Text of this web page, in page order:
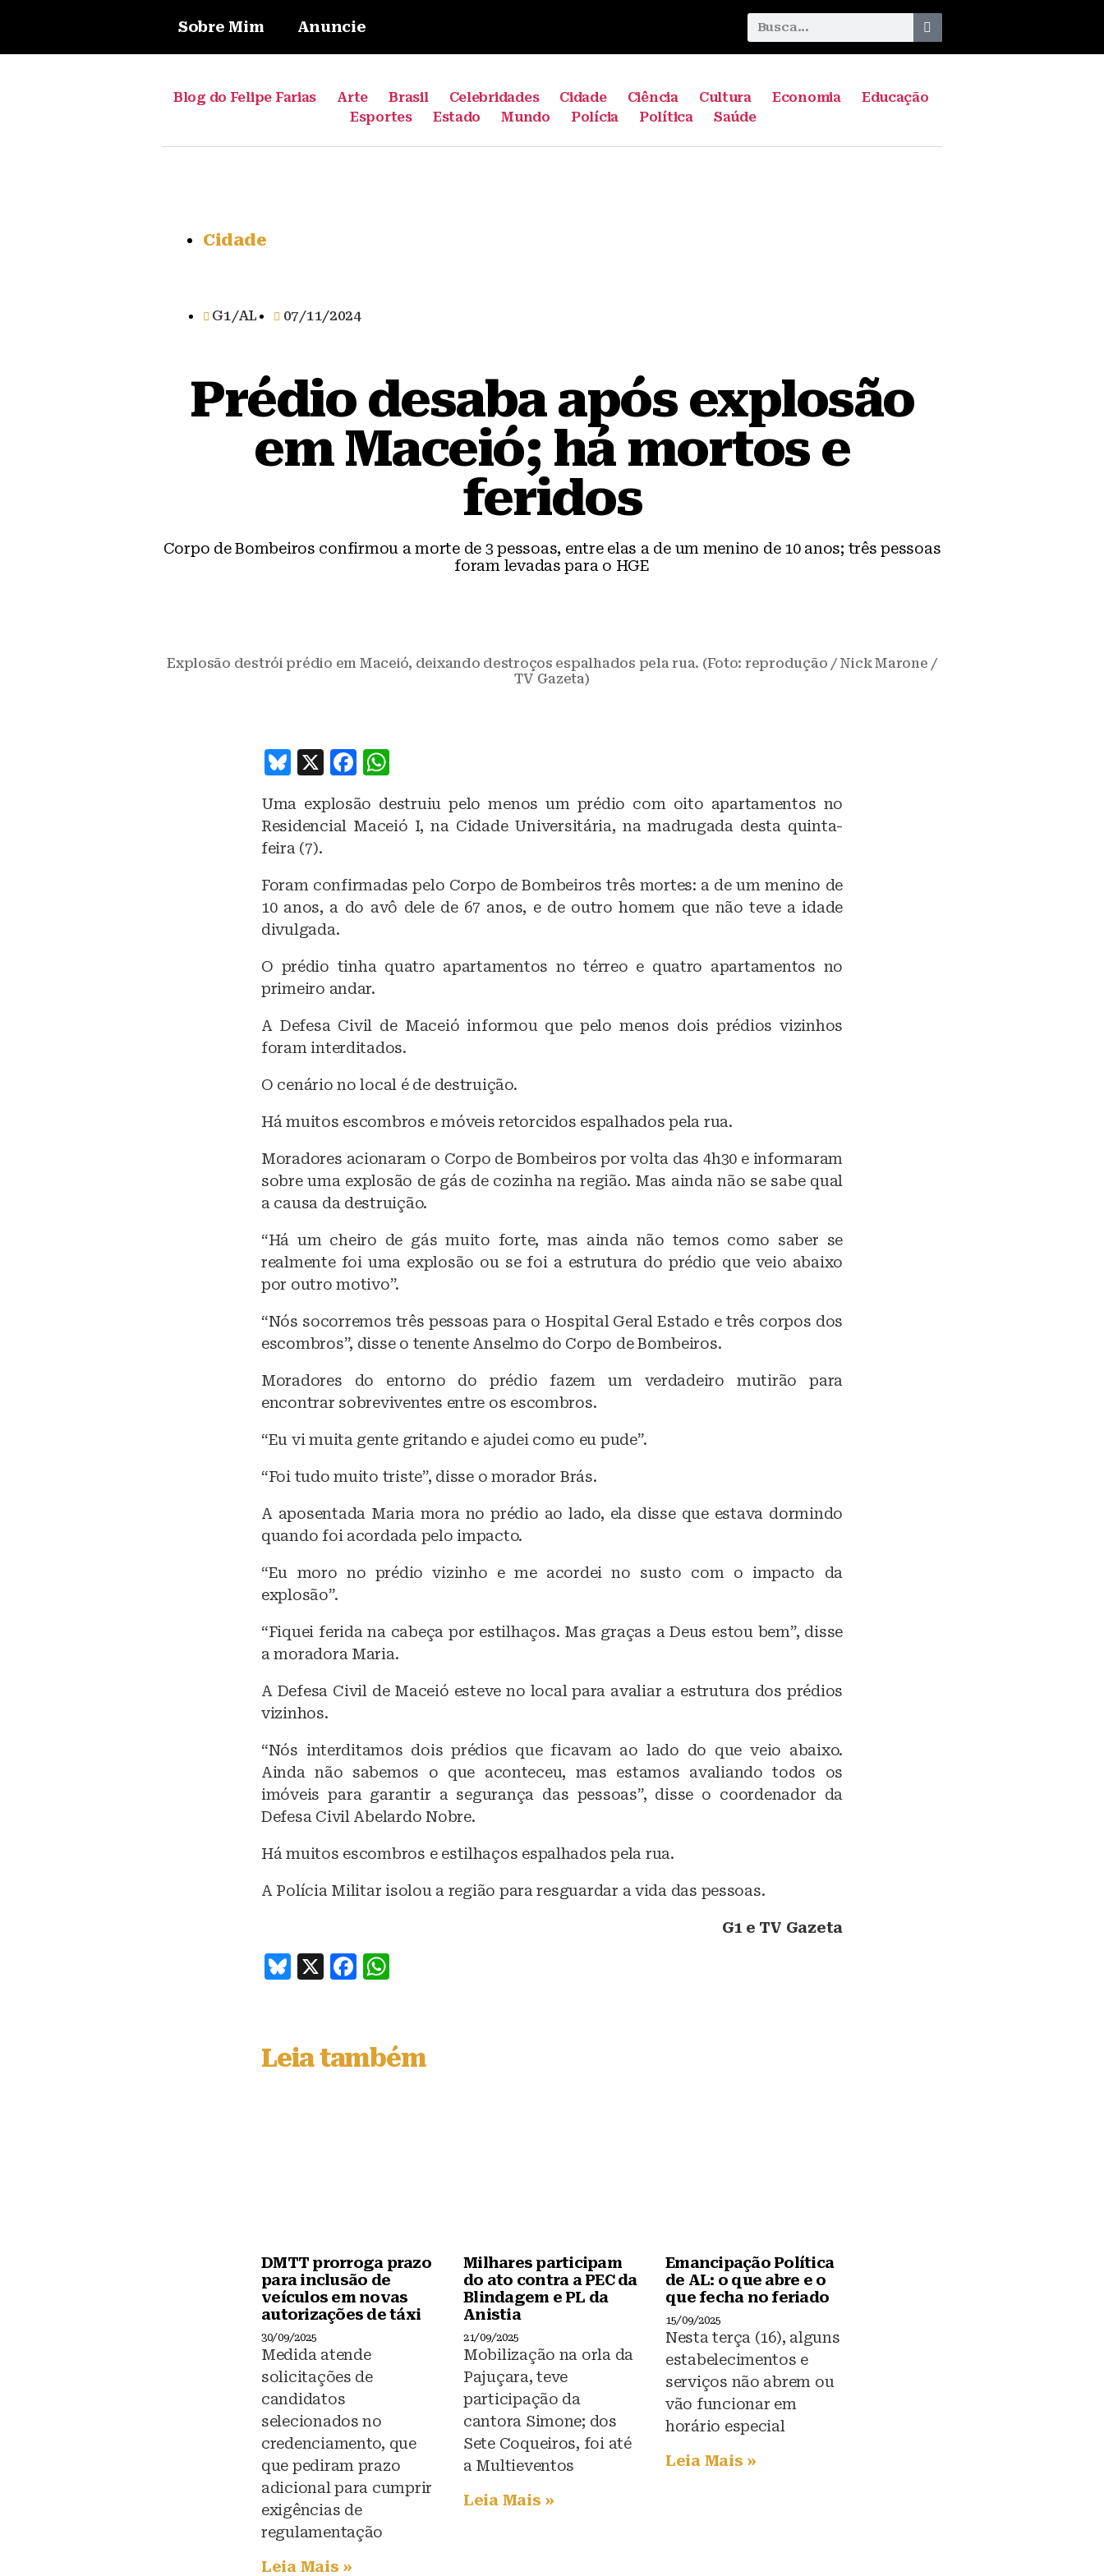
Sobre Mim Anuncie
Blog do Felipe Farias Arte Brasil Celebridades Cidade Ciência Cultura Economia
Educação
Esportes
Estado Mundo Polícia Política Saúde
Cidade
G1/AL 07/11/2024
Prédio desaba após explosão
em Maceió; há mortos e
feridos
Corpo de Bombeiros confirmou a morte de 3 pessoas, entre elas a de um menino de 10 anos; três pessoas
foram levadas para o HGE
Explosão destrói prédio em Maceió, deixando destroços espalhados pela rua. (Foto: reprodução / Nick Marone /
TV Gazeta)
B
e
s
y
X
F
c
e
o
o
at
s
p
p
Uma explosão destruiu pelo menos um prédio com oito apartamentos no
Residencial Maceió I, na Cidade Universitária, na madrugada desta quinta-
feira (7).
Foram confirmadas pelo Corpo de Bombeiros três mortes: a de um menino de
10 anos, a do avô dele de 67 anos, e de outro homem que não teve a idade
divulgada.
O prédio tinha quatro apartamentos no térreo e quatro apartamentos no
primeiro andar.
A Defesa Civil de Maceió informou que pelo menos dois prédios vizinhos
foram interditados.
O cenário no local é de destruição.
Há muitos escombros e móveis retorcidos espalhados pela rua.
Moradores acionaram o Corpo de Bombeiros por volta das 4h30 e informaram
sobre uma explosão de gás de cozinha na região. Mas ainda não se sabe qual
a causa da destruição.
“Há um cheiro de gás muito forte, mas ainda não temos como saber se
realmente foi uma explosão ou se foi a estrutura do prédio que veio abaixo
por outro motivo”.
“Nós socorremos três pessoas para o Hospital Geral Estado e três corpos dos
escombros”, disse o tenente Anselmo do Corpo de Bombeiros.
Moradores do entorno do prédio fazem um verdadeiro mutirão para
encontrar sobreviventes entre os escombros.
“Eu vi muita gente gritando e ajudei como eu pude”.
“Foi tudo muito triste”, disse o morador Brás.
A aposentada Maria mora no prédio ao lado, ela disse que estava dormindo
quando foi acordada pelo impacto.
“Eu moro no prédio vizinho e me acordei no susto com o impacto da
explosão”.
“Fiquei ferida na cabeça por estilhaços. Mas graças a Deus estou bem”, disse
a moradora Maria.
A Defesa Civil de Maceió esteve no local para avaliar a estrutura dos prédios
vizinhos.
“Nós interditamos dois prédios que ficavam ao lado do que veio abaixo.
Ainda não sabemos o que aconteceu, mas estamos avaliando todos os
imóveis para garantir a segurança das pessoas”, disse o coordenador da
Defesa Civil Abelardo Nobre.
Há muitos escombros e estilhaços espalhados pela rua.
A Polícia Militar isolou a região para resguardar a vida das pessoas.
G1 e TV Gazeta
B
s
k
X
F
e
b
s
A
Leia também
DMTT prorroga prazo
para inclusão de
veículos em novas
autorizações de táxi
30/09/2025
Medida atende
solicitações de
candidatos
selecionados no
credenciamento, que
que pediram prazo
adicional para cumprir
exigências de
regulamentação
Leia Mais »
Milhares participam
do ato contra a PEC da
Blindagem e PL da
Anistia
21/09/2025
Mobilização na orla da
Pajuçara, teve
participação da
cantora Simone; dos
Sete Coqueiros, foi até
a Multieventos
Leia Mais »
Emancipação Política
de AL: o que abre e o
que fecha no feriado
15/09/2025
Nesta terça (16), alguns
estabelecimentos e
serviços não abrem ou
vão funcionar em
horário especial
Leia Mais »